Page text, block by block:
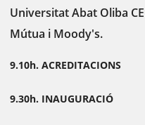
Universitat Abat Oliba
Mútua i Moody's.
9.10h. ACREDITACIONS
9.30h. INAUGURACIÓ